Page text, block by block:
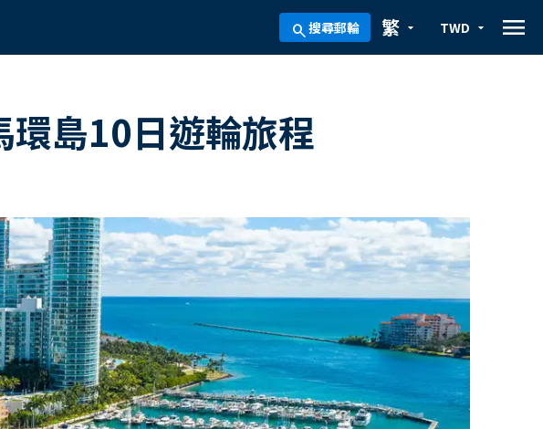
search搜尋郵輪 arrow_drop_down
繁 arrow_drop_down
TWD menu
環島10日遊輪旅程